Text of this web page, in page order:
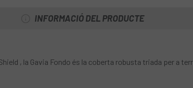
INFORMACIÓ DEL PRODUCTE
, la Gavia Fondo és la coberta robusta triada per a